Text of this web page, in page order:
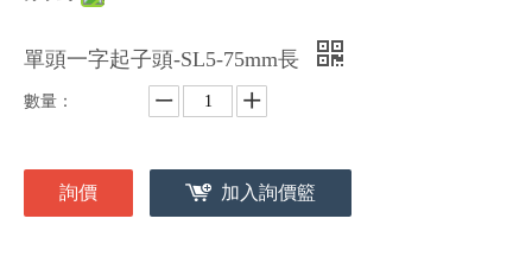
單頭一字起子頭-SL5-75mm長
數量：
詢價 加入詢價籃